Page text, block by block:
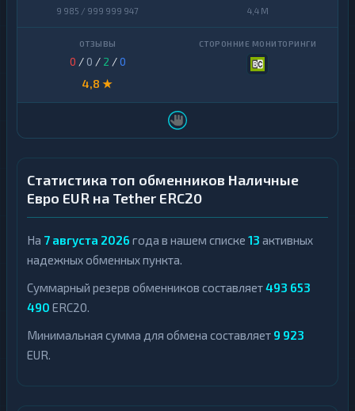
9 985 / 999 999 947 4,4 M
0 / 0 / 2 /0
4,8 ★
Статистика топ обменников Наличные
Евро EUR на Tether ERC20
На 7 августа 2026 года в нашем списке 13 активных
надежных обменных пункта.
Суммарный резерв обменников составляет493 653
490 ERC20.
Минимальная сумма для обмена составляет 9 923
EUR.